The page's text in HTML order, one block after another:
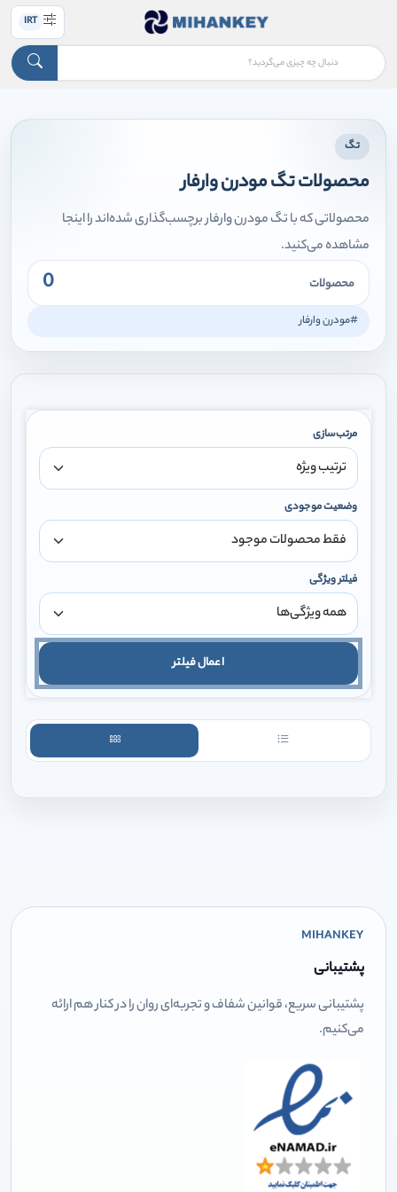
IRT
تگ
محصولات تگ مودرن وارفار
محصولاتی که با تگ مودرن وارفار برچسب‌گذاری شده‌اند را اینجا
مشاهده می‌کنید.
محصولات 0
#مودرن وارفار
مرتب‌سازی
وضعیت موجودی
فیلتر ویژگی
اعمال فیلتر
MIHANKEY
پشتیبانی
پشتیبانی سریع، قوانین شفاف و تجربه‌ای روان را در کنار هم ارائه
می‌کنیم.